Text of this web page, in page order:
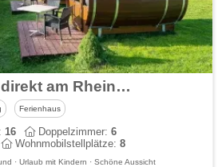
Das Fasshotel direkt am Rheinufer
Ferienhaus
16 Doppelzimmer:6
Wohnmobilstellplätze:8
· Urlaub mit Kindern · Schöne Aussicht